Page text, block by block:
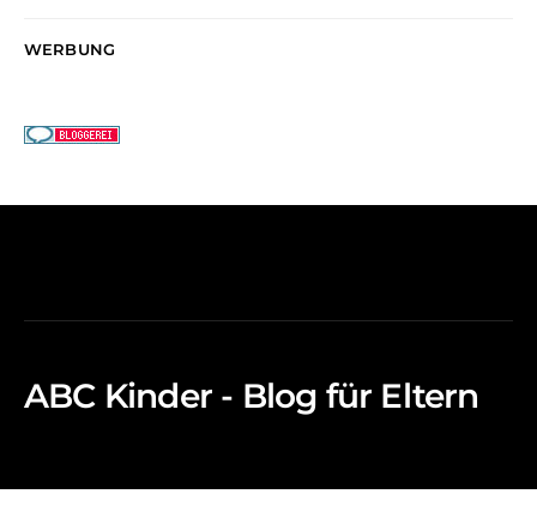
WERBUNG
ABC Kinder - Blog für Eltern